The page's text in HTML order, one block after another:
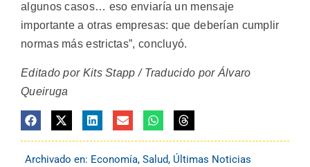
algunos casos… eso enviaría un mensaje
importante a otras empresas: que deberían cumplir
normas más estrictas”, concluyó.
Editado por Kits Stapp / Traducido por Álvaro
Queiruga
Archivado en: Economía, Salud, Últimas Noticias